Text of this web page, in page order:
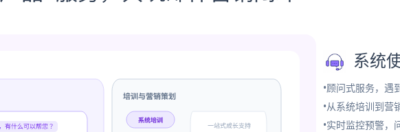
系统
•顾问式服务，遇
•从系统培训到营
•实时监控预警，